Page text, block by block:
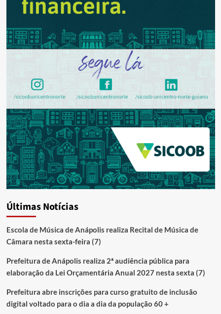
Últimas Notícias
Escola de Música de Anápolis realiza Recital de Música de
Câmara nesta sexta-feira (7)
Prefeitura de Anápolis realiza 2ª audiência pública para
elaboração da Lei Orçamentária Anual 2027 nesta sexta (7)
Prefeitura abre inscrições para curso gratuito de inclusão
digital voltado para o dia a dia da população 60 +